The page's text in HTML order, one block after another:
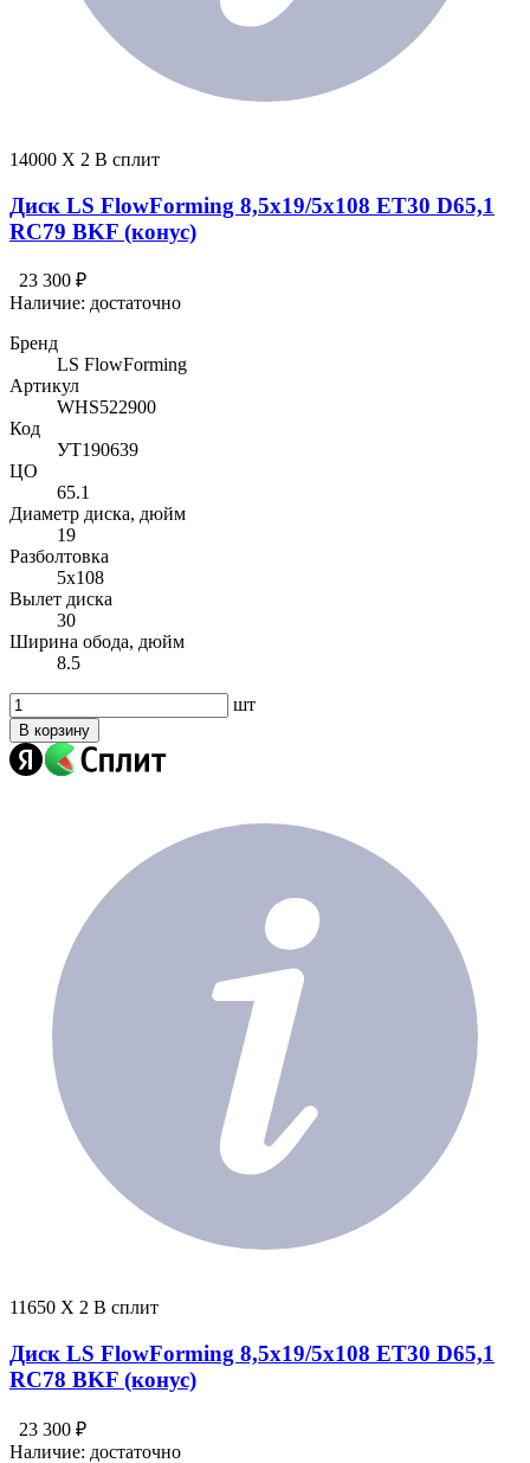
14000 X 2 В сплит
Диск LS FlowForming 8,5x19/5x108 ET30 D65,1
RC79 BKF (конус)
23 300 ₽
Наличие: достаточно
Бренд
LS FlowForming
Артикул
WHS522900
Код
УТ190639
ЦО
65.1
Диаметр диска, дюйм
19
Разболтовка
5x108
Вылет диска
30
Ширина обода, дюйм
8.5
шт
В корзину
11650 X 2 В сплит
Диск LS FlowForming 8,5x19/5x108 ET30 D65,1
RC78 BKF (конус)
23 300 ₽
Наличие: достаточно